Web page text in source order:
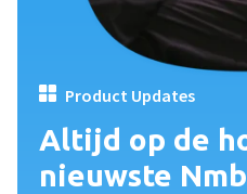
Product Updates
Altijd op de
nieuwste